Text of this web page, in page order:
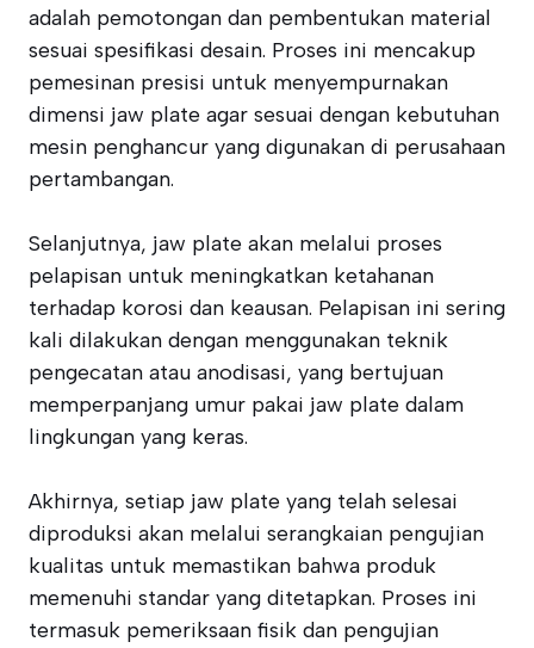
adalah pemotongan dan pembentukan material
sesuai spesifikasi desain. Proses ini mencakup
pemesinan presisi untuk menyempurnakan
dimensi jaw plate agar sesuai dengan kebutuhan
mesin penghancur yang digunakan di perusahaan
pertambangan.
Selanjutnya, jaw plate akan melalui proses
pelapisan untuk meningkatkan ketahanan
terhadap korosi dan keausan. Pelapisan ini sering
kali dilakukan dengan menggunakan teknik
pengecatan atau anodisasi, yang bertujuan
memperpanjang umur pakai jaw plate dalam
lingkungan yang keras.
Akhirnya, setiap jaw plate yang telah selesai
diproduksi akan melalui serangkaian pengujian
kualitas untuk memastikan bahwa produk
memenuhi standar yang ditetapkan. Proses ini
termasuk pemeriksaan fisik dan pengujian